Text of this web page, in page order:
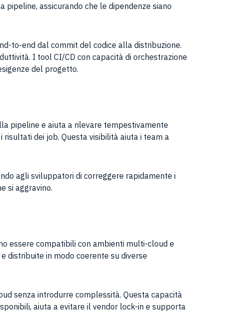
pipeline, assicurando che le dipendenze siano
to-end dal commit del codice alla distribuzione.
I tool CI/CD con capacità di orchestrazione
del progetto.
pipeline e aiuta a rilevare tempestivamente
dei job. Questa visibilità aiuta i team a
agli sviluppatori di correggere rapidamente i
si aggravino.
essere compatibili con ambienti multi-cloud e
distribuite in modo coerente su diverse
senza introdurre complessità. Questa capacità
aiuta a evitare il vendor lock-in e supporta